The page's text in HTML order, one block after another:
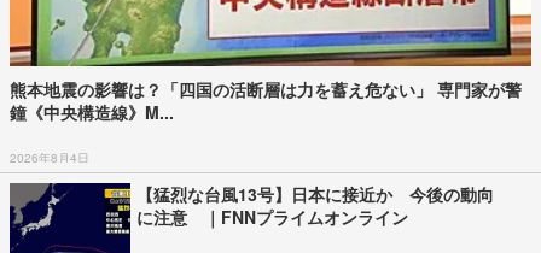
熊本地震の影響は？「四国の活断層は力を蓄え危ない」 専門家が警
鐘《中央構造線》M...
2026年8月4日
【猛烈な台風13号】日本に接近か 今後の動向
に注意 ｜FNNプライムオンライン